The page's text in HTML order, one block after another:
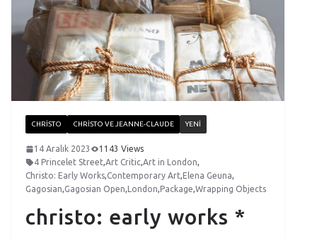
CHRISTO CHRISTO VE JEANNE-CLAUDE YENI
14 Aralık 2023
1143 Views
4 Princelet Street,Art Critic,Art in London,
Christo: Early Works,Contemporary Art, Elena Geuna,
Gagosian,Gagosian Open, London, Package,Wrapping Objects
christo: early works *